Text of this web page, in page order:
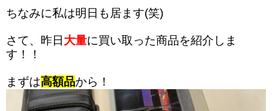
ちなみに私は明日も居ます(笑)
さて、昨日大量に買い取った商品を紹介しま
す！！
まずは高額品から！